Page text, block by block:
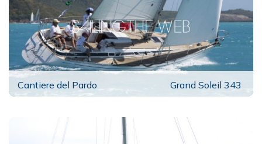
Cantiere del Pardo Grand Soleil 343